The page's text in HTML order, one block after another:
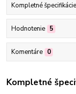
Kompletné špecifikácie
Hodnotenie 5
Komentáre 0
Kompletné